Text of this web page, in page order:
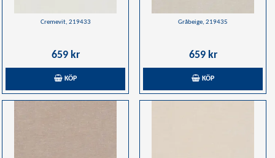
Cremevit, 219433
659 kr
KÖP
Gråbeige, 219435
659 kr
KÖP